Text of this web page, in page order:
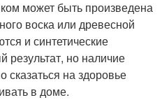
может быть произведена
воска или древесной
и синтетические
результат, но наличие
сказаться на здоровье
в доме.